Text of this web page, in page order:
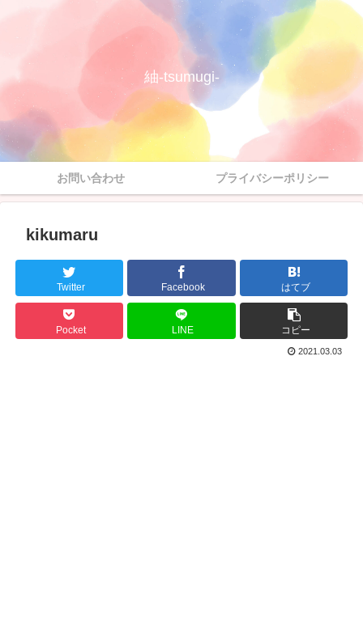
紬-tsumugi-
お問い合わせ プライバシーポリシー
kikumaru
Twitter Facebook はてブ
Pocket LINE コピー
2021.03.03